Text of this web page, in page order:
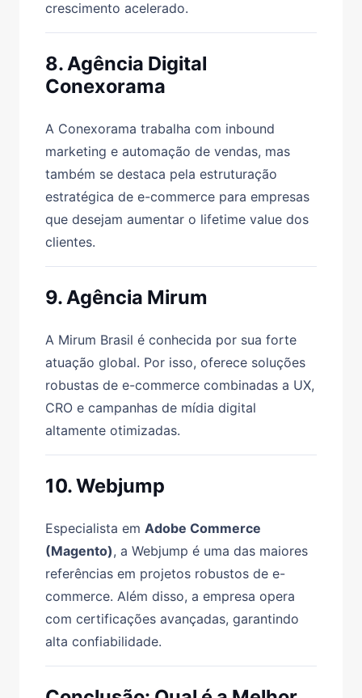
crescimento acelerado.
8. Agência Digital
Conexorama
A Conexorama trabalha com inbound
marketing e automação de vendas, mas
também se destaca pela estruturação
estratégica de e-commerce para empresas
que desejam aumentar o lifetime value dos
clientes.
9. Agência Mirum
A Mirum Brasil é conhecida por sua forte
atuação global. Por isso, oferece soluções
robustas de e-commerce combinadas a UX,
CRO e campanhas de mídia digital
altamente otimizadas.
10. Webjump
Especialista em Adobe Commerce
(Magento), a Webjump é uma das maiores
referências em projetos robustos de e-
commerce. Além disso, a empresa opera
com certificações avançadas, garantindo
alta confiabilidade.